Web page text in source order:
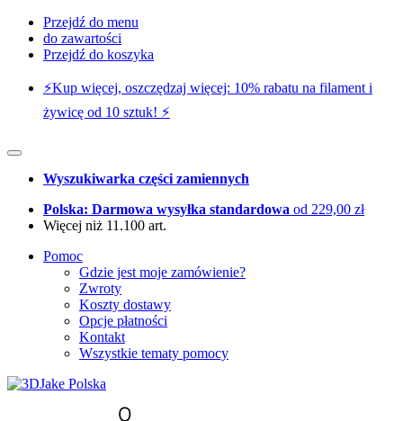
Przejdź do menu
do zawartości
Przejdź do koszyka
⚡️Kup więcej, oszczędzaj więcej: 10% rabatu na filament i
żywicę od 10 sztuk! ⚡️
Wyszukiwarka części zamiennych
Polska: Darmowa wysyłka standardowa od 229,00 zł
Więcej niż 11.100 art.
Pomoc
Gdzie jest moje zamówienie?
Zwroty
Koszty dostawy
Opcje płatności
Kontakt
Wszystkie tematy pomocy